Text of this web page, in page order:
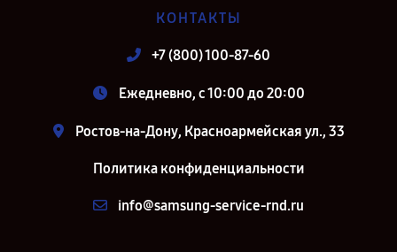
КОНТАКТЫ
+7 (800) 100-87-60
Ежедневно, с 10:00 до 20:00
Ростов-на-Дону, Красноармейская ул., 33
Политика конфиденциальности
info@samsung-service-rnd.ru